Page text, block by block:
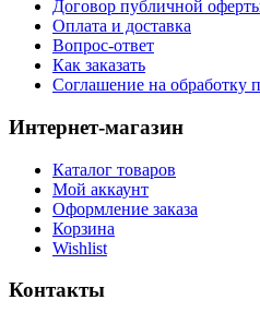
Договор публичной
Оплата и доставка
Вопрос-ответ
Как заказать
Соглашение на обработку
Интернет-магазин
Каталог товаров
Мой аккаунт
Оформление заказа
Корзина
Wishlist
Контакты